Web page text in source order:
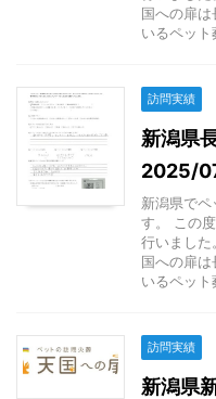
国への扉
いるペット
訪問実績
新潟県
2025/
新潟県で
す。 この
行いました
国への扉
いるペット
訪問実績
新潟県